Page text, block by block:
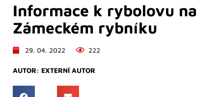
Informace k rybolovu na
Zámeckém rybníku
29. 04. 2022 222
AUTOR: EXTERNÍ AUTOR